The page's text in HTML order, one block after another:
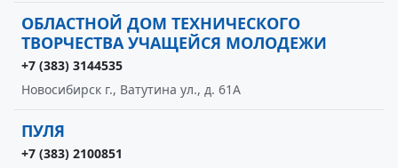
ОБЛАСТНОЙ ДОМ ТЕХНИЧЕСКОГО
ТВОРЧЕСТВА УЧАЩЕЙСЯ МОЛОДЕЖИ
+7 (383) 3144535
Новосибирск г., Ватутина ул., д. 61А
ПУЛЯ
+7 (383) 2100851